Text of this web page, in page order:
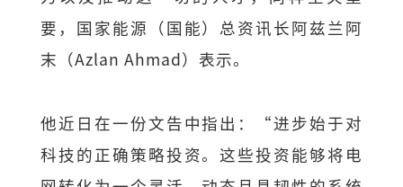
要，国家能源（国能）总资讯长阿兹兰阿
末（Azlan Ahmad）表示。
他近日在一份文告中指出：“进步始于对
科技的正确策略投资。这些投资能够将电